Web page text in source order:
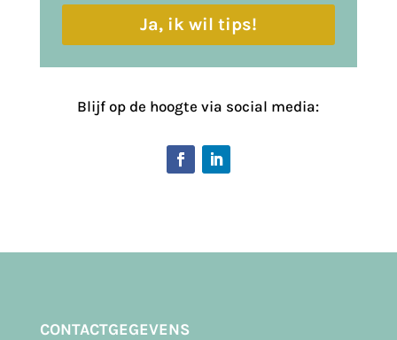
Ja, ik wil tips!
Blijf op de hoogte via social media:
CONTACTGEGEVENS